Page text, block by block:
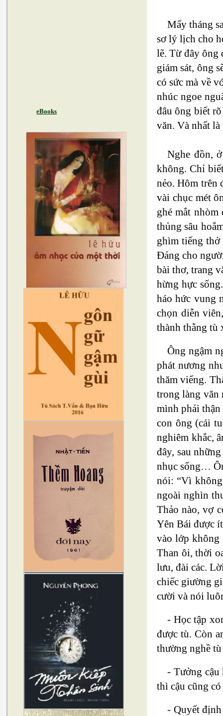
eBooks
Mấy tháng
sơ lý lịch cho
lẽ. Từ đây
giám sát, ông
có sức mà về
nhúc ngoe
đâu ông biết
văn. Và nhất
Nghe đồn,
không. Chỉ
nẻo. Hôm trên
vài chục mét
ghé mắt
thủng sâu
ghìm tiếng thở
Đảng cho
bài thơ, trang
hừng hực
háo hức vung
chọn diễn
thành thằng tù
Ông ngậm
phát nương
thăm viếng.
trong làng văn
mình phải
con ông (cái
nghiêm khắc,
đây, sau
nhục sống…
nói: “Vì
ngoài nghìn
Thảo nào, vợ
Yên Bái được
vào lớp không
Than ôi, thời
lưu, đài các.
chiếc giường
cười và nói
- Học tập
được tù. Còn
thường nghề
- Tưởng cậu
thì cậu cũng
- Quyết